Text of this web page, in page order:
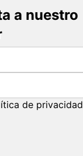
a nuestro
de privacidad